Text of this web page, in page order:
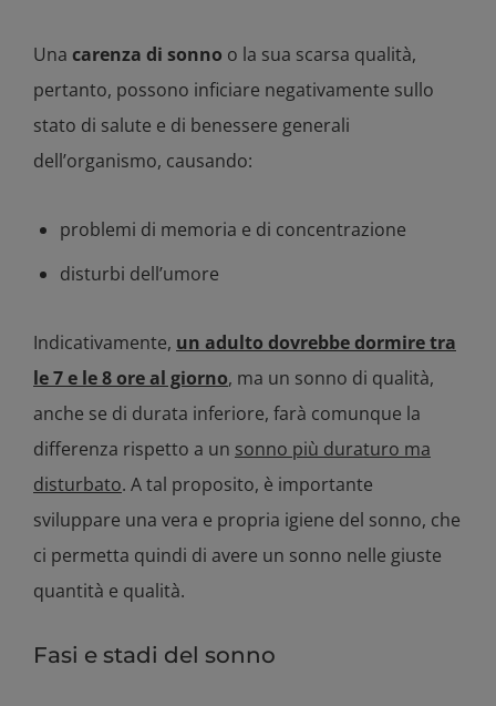
Una carenza di sonno o la sua scarsa qualità,
pertanto, possono inficiare negativamente sullo
stato di salute e di benessere generali
dell’organismo, causando:
problemi di memoria e di concentrazione
disturbi dell’umore
Indicativamente, un adulto dovrebbe dormire tra
le 7 e le 8 ore al giorno, ma un sonno di qualità,
anche se di durata inferiore, farà comunque la
differenza rispetto a un sonno più duraturo ma
disturbato. A tal proposito, è importante
sviluppare una vera e propria igiene del sonno, che
ci permetta quindi di avere un sonno nelle giuste
quantità e qualità.
Fasi e stadi del sonno